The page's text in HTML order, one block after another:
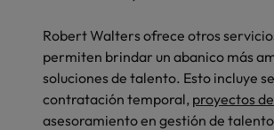
Robert Walters ofrece otros
permiten brindar un abanico más
soluciones de talento. Esto incluye
contratación temporal, proyectos
asesoramiento en gestión de